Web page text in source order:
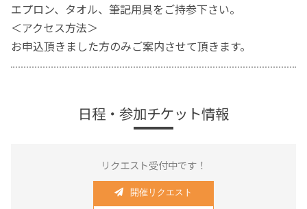
エプロン、タオル、筆記用具をご持参下さい。
＜アクセス方法＞
お申込頂きました方のみご案内させて頂きます。
日程・参加チケット情報
リクエスト受付中です！
開催リクエスト